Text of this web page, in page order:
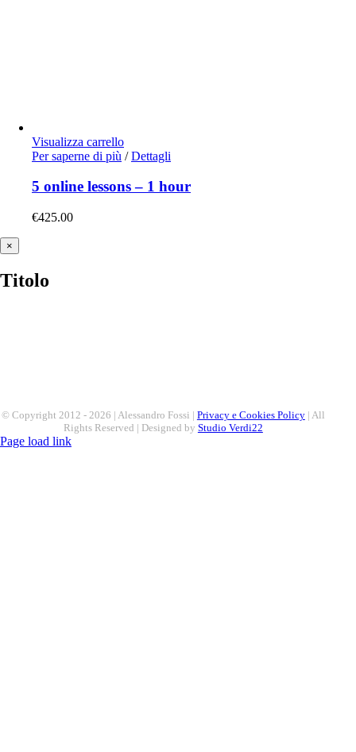
Visualizza carrello
Per saperne di più / Dettagli
5 online lessons – 1 hour
€425.00
Close
product
view
×
Titolo
© Copyright 2012 - 2026 | Alessandro Fossi | Privacy e Cookies Policy| All
Rights Reserved | Designed by Studio Verdi22
Page load link